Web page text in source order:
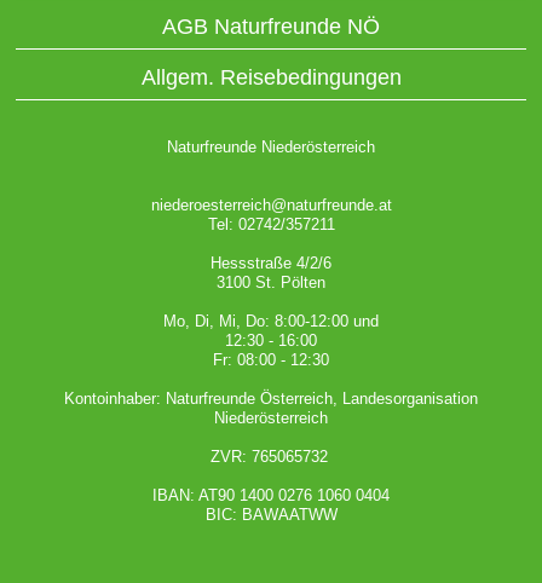
AGB Naturfreunde NÖ
Allgem. Reisebedingungen
Naturfreunde Niederösterreich
niederoesterreich@naturfreunde.at
Tel: 02742/357211
Hessstraße 4/2/6
3100 St. Pölten
Mo, Di, Mi, Do: 8:00-12:00 und
12:30 - 16:00
Fr: 08:00 - 12:30
Kontoinhaber: Naturfreunde Österreich, Landesorganisation
Niederösterreich
ZVR: 765065732
IBAN: AT90 1400 0276 1060 0404
BIC: BAWAATWW